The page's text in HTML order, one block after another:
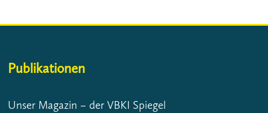
Publikationen
Unser Magazin – der VBKI Spiegel